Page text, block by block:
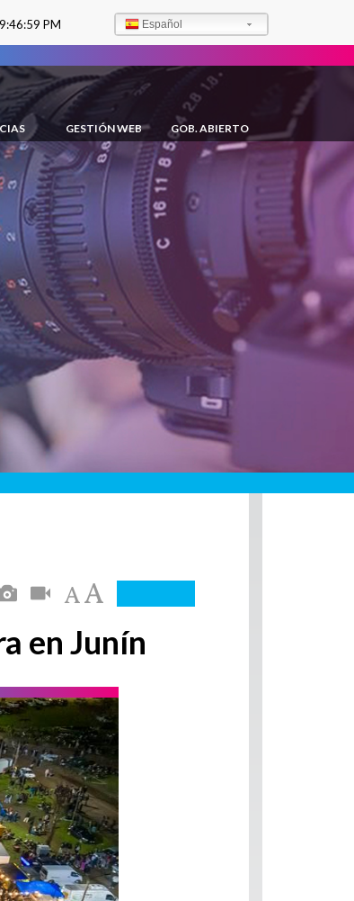
9:47:00 PM Español
GESTIÓN WEB GOB. ABIERTO
en Junín